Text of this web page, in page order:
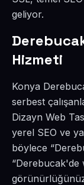
geliyor.
Hizmeti
Konya
serbest
Dizayn Web
yerel SEO ve
böylece
“Derebucak'de